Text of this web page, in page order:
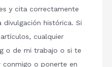
y cita correctamente
histórica. Si
cualquier
o de mi trabajo o si te
conmigo o ponerte en